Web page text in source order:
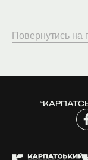
Повернутись на